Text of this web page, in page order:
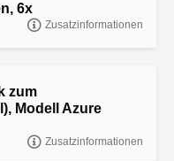
6x
Zusatzinformationen
zum
Modell Azure
Zusatzinformationen